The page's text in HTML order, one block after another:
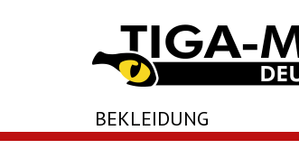
BEKLEIDUNG